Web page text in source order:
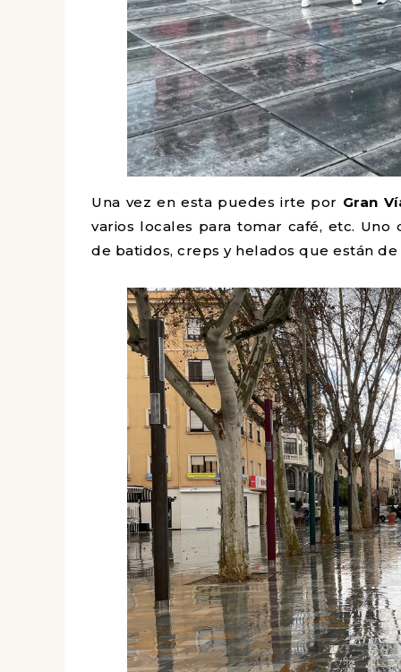
Una vez en esta puedes irte por Gran
varios locales para tomar café, etc.
de batidos, creps y helados que están